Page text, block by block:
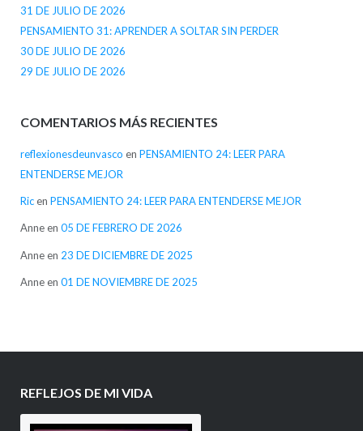
31 DE JULIO DE 2026
PENSAMIENTO 31: APRENDER A SOLTAR SIN PERDER
30 DE JULIO DE 2026
29 DE JULIO DE 2026
COMENTARIOS MÁS RECIENTES
reflexionesdeunvasco en PENSAMIENTO 24: LEER PARA
ENTENDERSE MEJOR
Ricen PENSAMIENTO 24: LEER PARA ENTENDERSE MEJOR
Anneen 05 DE FEBRERO DE 2026
Anneen 23 DE DICIEMBRE DE 2025
Anneen 01 DE NOVIEMBRE DE 2025
REFLEJOS DE MI VIDA